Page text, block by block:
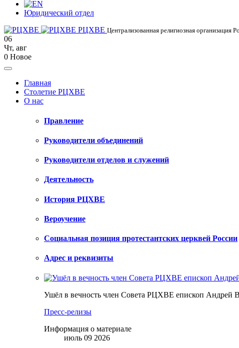
Юридический отдел
РЦХВЕ Централизованная религиозная организация
06
Чт, авг
0 Новое
Главная
Столетие РЦХВЕ
О нас
Правление
Руководители объединений
Руководители отделов и служений
Деятельность
История РЦХВЕ
Вероучение
Социальная позиция протестантских церквей России
Адрес и реквизиты
Ушёл в вечность член Совета РЦХВЕ епископ Андрей
Пресс-релизы
Информация о материале
июль 09 2026